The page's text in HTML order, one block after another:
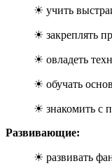
☀ учить
☀ закреплять
☀ овладеть
☀ обучать
☀ знакомить с
Развивающие:
☀ развивать